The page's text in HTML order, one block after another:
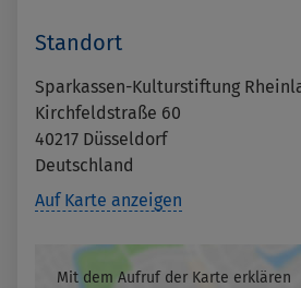
Standort
Sparkassen-Kulturstiftung
Kirchfeldstraße 60
40217 Düsseldorf
Deutschland
Auf Karte anzeigen
Mit dem Aufruf der Karte erklären